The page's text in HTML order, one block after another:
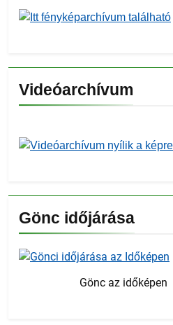
Videóarchívum
Gönc időjárása
Gönc az időképen